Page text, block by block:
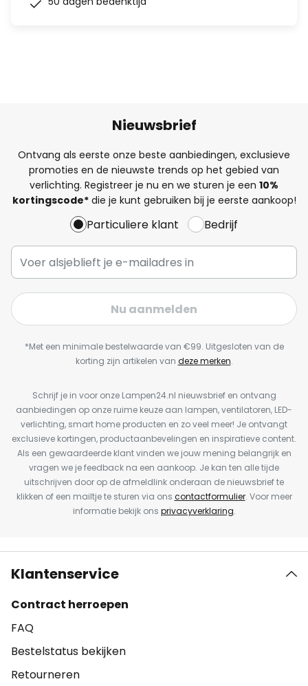
Nieuwsbrief
Ontvang als eerste onze beste aanbiedingen, exclusieve
promoties en de nieuwste trends op het gebied van
verlichting. Registreer je nu en we sturen je een 10%
kortingscode*die je kunt gebruiken bij je eerste aankoop!
Particuliere klant Bedrijf
Nu aanmelden
*Met een minimale bestelwaarde van €99. Uitgesloten van de
korting zijn artikelen van deze merken.
Schrijf je in voor onze Lampen24.nl nieuwsbrief en ontvang
aanbiedingen op onze ruime keuze aan lampen, ventilatoren, LED-
verlichting, smart home producten en zo veel meer! Je ontvangt
exclusieve kortingen, productaanbevelingen en inspiratieve content.
Als een gewaardeerde klant vinden we jouw mening belangrijk en
vragen we je feedback na een aankoop. Je kan ten alle tijde
uitschrijven door op de afmeldlink onderaan de nieuwsbrief te
klikken of een mailtje te sturen via ons contactformulier. Voor meer
informatie bekijk ons privacyverklaring.
Klantenservice
Contract herroepen
FAQ
Bestelstatus bekijken
Retourneren